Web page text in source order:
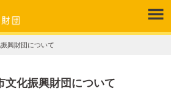
興財団について
文化振興財団について